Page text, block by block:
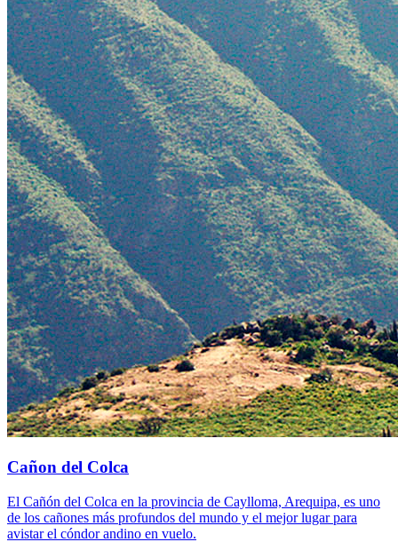
Cañon del Colca
El Cañón del Colca en la provincia de Caylloma, Arequipa, es uno
de los cañones más profundos del mundo y el mejor lugar para
avistar el cóndor andino en vuelo.